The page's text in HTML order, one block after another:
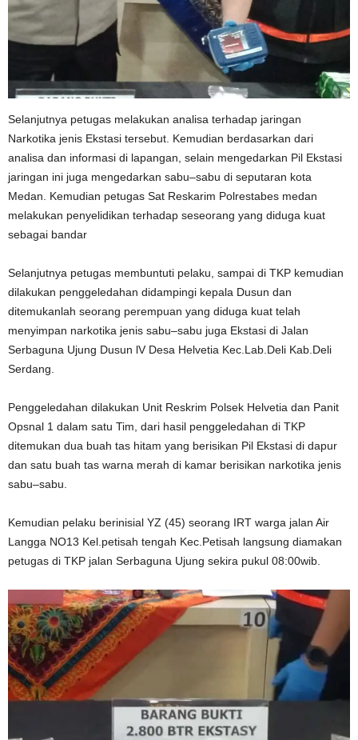
Selanjutnya petugas melakukan analisa terhadap jaringan
Narkotika jenis Ekstasi tersebut. Kemudian berdasarkan dari
analisa dan informasi di lapangan, selain mengedarkan Pil Ekstasi
jaringan ini juga mengedarkan sabu–sabu di seputaran kota
Medan. Kemudian petugas Sat Reskarim Polrestabes medan
melakukan penyelidikan terhadap seseorang yang diduga kuat
sebagai bandar
Selanjutnya petugas membuntuti pelaku, sampai di TKP kemudian
dilakukan penggeledahan didampingi kepala Dusun dan
ditemukanlah seorang perempuan yang diduga kuat telah
menyimpan narkotika jenis sabu–sabu juga Ekstasi di Jalan
Serbaguna Ujung Dusun lV Desa Helvetia Kec.Lab.Deli Kab.Deli
Serdang.
Penggeledahan dilakukan Unit Reskrim Polsek Helvetia dan Panit
Opsnal 1 dalam satu Tim, dari hasil penggeledahan di TKP
ditemukan dua buah tas hitam yang berisikan Pil Ekstasi di dapur
dan satu buah tas warna merah di kamar berisikan narkotika jenis
sabu–sabu.
Kemudian pelaku berinisial YZ (45) seorang IRT warga jalan Air
Langga NO13 Kel.petisah tengah Kec.Petisah langsung diamakan
petugas di TKP jalan Serbaguna Ujung sekira pukul 08:00wib.